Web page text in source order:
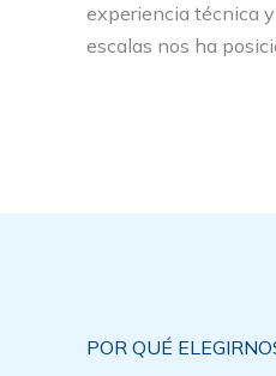
experiencia técnica
escalas nos ha
POR QUÉ